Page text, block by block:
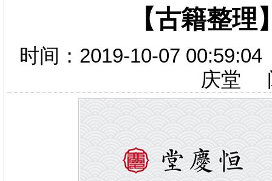
【古籍整
时间：2019-10-07
庆堂